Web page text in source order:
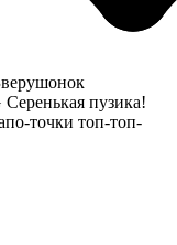
пузика!
точки топ-топ-